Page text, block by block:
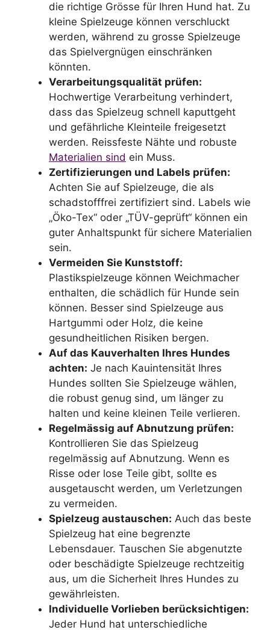
die richtige Grösse für Ihren Hund hat. Zu
kleine Spielzeuge können verschluckt
werden, während zu grosse Spielzeuge
das Spielvergnügen einschränken
könnten.
Verarbeitungsqualität prüfen:
Hochwertige Verarbeitung verhindert,
dass das Spielzeug schnell kaputtgeht
und gefährliche Kleinteile freigesetzt
werden. Reissfeste Nähte und robuste
Materialien sind ein Muss.
Zertifizierungen und Labels prüfen:
Achten Sie auf Spielzeuge, die als
schadstofffrei zertifiziert sind. Labels wie
„Öko-Tex“ oder „TÜV-geprüft“ können ein
guter Anhaltspunkt für sichere Materialien
sein.
Vermeiden Sie Kunststoff:
Plastikspielzeuge können Weichmacher
enthalten, die schädlich für Hunde sein
können. Besser sind Spielzeuge aus
Hartgummi oder Holz, die keine
gesundheitlichen Risiken bergen.
Auf das Kauverhalten Ihres Hundes
achten: Je nach Kauintensität Ihres
Hundes sollten Sie Spielzeuge wählen,
die robust genug sind, um länger zu
halten und keine kleinen Teile verlieren.
Regelmässig auf Abnutzung prüfen:
Kontrollieren Sie das Spielzeug
regelmässig auf Abnutzung. Wenn es
Risse oder lose Teile gibt, sollte es
ausgetauscht werden, um Verletzungen
zu vermeiden.
Spielzeug austauschen: Auch das beste
Spielzeug hat eine begrenzte
Lebensdauer. Tauschen Sie abgenutzte
oder beschädigte Spielzeuge rechtzeitig
aus, um die Sicherheit Ihres Hundes zu
gewährleisten.
Individuelle Vorlieben berücksichtigen:
Jeder Hund hat unterschiedliche